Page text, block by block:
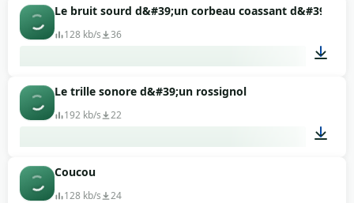
00:10
Le bruit sourd d&#39;un corbeau coassant d&#39;un
128 kb/s 36
Le trille sonore d&#39;un rossignol
192 kb/s 22
Coucou
128 kb/s 24